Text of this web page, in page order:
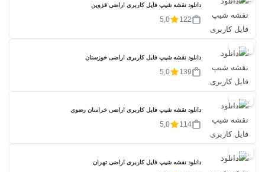
دانلود نقشه شیپ فایل کاربری اراضی قزوین
122
5,0
20%
دانلود نقشه شیپ فایل کاربری اراضی خوزستان
139
5,0
20%
دانلود نقشه شیپ فایل کاربری اراضی خراسان رضوی
114
5,0
20%
دانلود نقشه شیپ فایل کاربری اراضی تهران